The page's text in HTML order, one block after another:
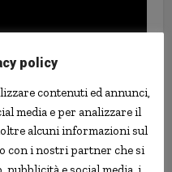
record
policy
contenuti ed annunci,
media e per analizzare il
alcuni informazioni sul
con i nostri partner che si